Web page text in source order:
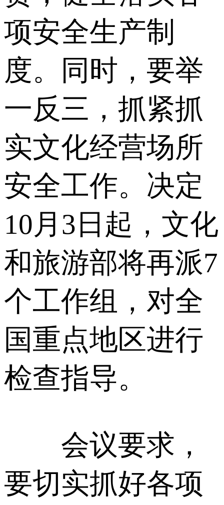
项安全生产制
度。同时，要举
一反三，抓紧抓
实文化经营场所
安全工作。决定
10月3日起，文化
和旅游部将再派7
个工作组，对全
国重点地区进行
检查指导。
会议要求，
要切实抓好各项